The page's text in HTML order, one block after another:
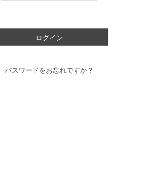
ログイン
パスワードをお忘れですか？